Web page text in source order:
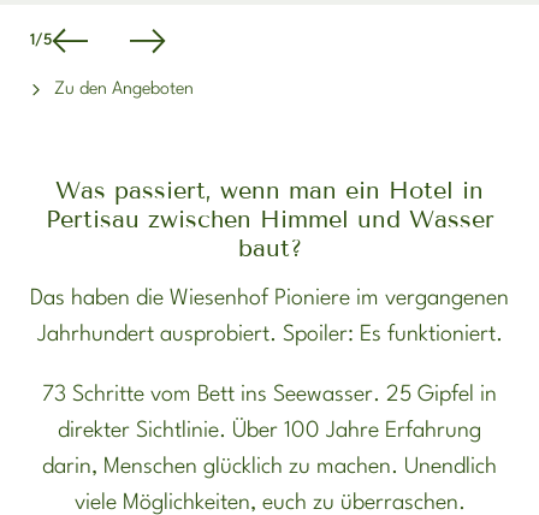
1 /5
Zu den Angeboten
Was passiert, wenn man ein Hotel in
Pertisau zwischen Himmel und Wasser
baut?
Das haben die Wiesenhof Pioniere im vergangenen
Jahrhundert ausprobiert. Spoiler: Es funktioniert.
73 Schritte vom Bett ins Seewasser. 25 Gipfel in
direkter Sichtlinie. Über 100 Jahre Erfahrung
darin, Menschen glücklich zu machen. Unendlich
viele Möglichkeiten, euch zu überraschen.